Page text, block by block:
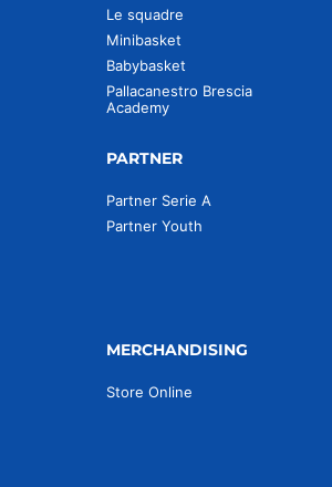
Le squadre
Minibasket
Babybasket
Pallacanestro Brescia
Academy
PARTNER
Partner Serie A
Partner Youth
MERCHANDISING
Store Online